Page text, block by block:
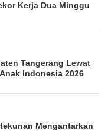
Kerja Dua Minggu
Tangerang Lewat
Indonesia 2026
Mengantarkan